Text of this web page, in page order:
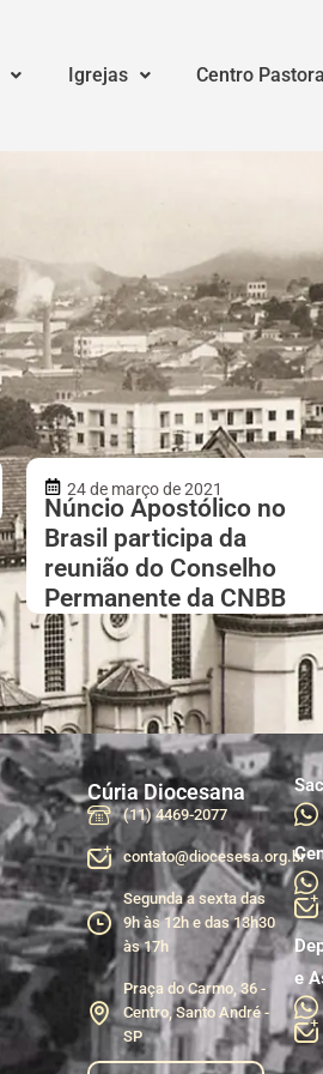
Igrejas Centro
24 de março de 2021
Núncio Apostólico no
Brasil participa da
reunião do Conselho
Permanente da CNBB
Cúria Diocesana
(11) 4469-2077
contato@diocesesa.org.br
Segunda a sexta das
9h às 12h e das 13h30
às 17h
Praça do Carmo, 36 -
Centro, Santo André -
SP
e